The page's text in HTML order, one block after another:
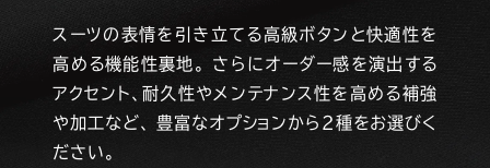
スーツの表情を引き立てる高級ボタンと快適性を
高める機能性裏地。
さらにオーダー感を演出する
アクセント、耐久性やメンテナンス性を高める補強
や加工など、
豊富なオプションから2種をお選びく
ださい。